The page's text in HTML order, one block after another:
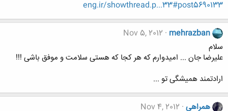
eng.ir/showthread.p...33#post5690133
mehrazban
Nov 5, 2012
سلام
علیرضا جان ... امیدوارم که هر کجا که هستی سلامت و موفق باشی !!!
ارادتمند همیشگی تو ...
همراهی Nov 4, 2012